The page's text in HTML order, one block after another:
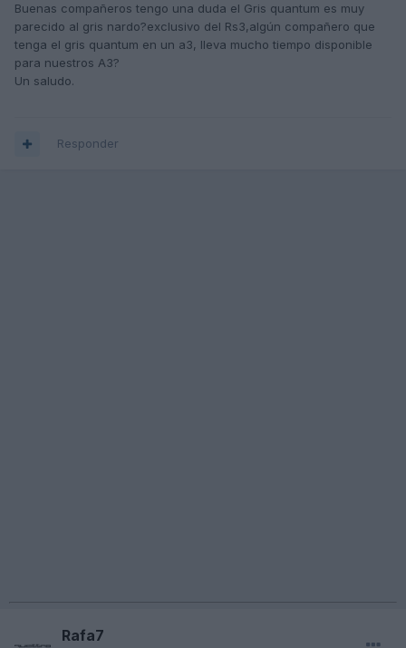
Buenas compañeros tengo una duda el Gris quantum es muy
parecido al gris nardo?exclusivo del Rs3,algún compañero que
tenga el gris quantum en un a3, lleva mucho tiempo disponible
para nuestros A3?
Un saludo.
Responder
Rafa7